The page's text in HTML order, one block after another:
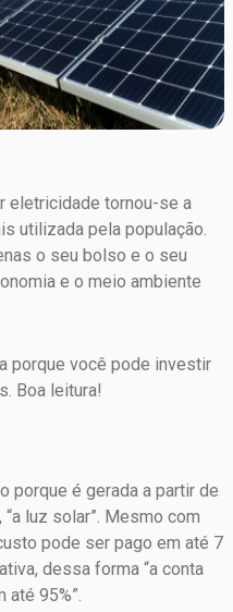
eletricidade tornou-se a
utilizada pela população.
o seu bolso e o seu
e o meio ambiente
porque você pode investir
Boa leitura!
porque é gerada a partir de
luz solar”. Mesmo com
pode ser pago em até 7
dessa forma “a conta
até 95%”.